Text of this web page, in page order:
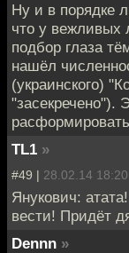
Ну и в порядке
что у вежливых
подбор глаза
нашёл
(украинского)
"засекречено").
TL1 »
#49 | 28.02.14 18:20
Янукович:
вести! Придёт
Dennn »